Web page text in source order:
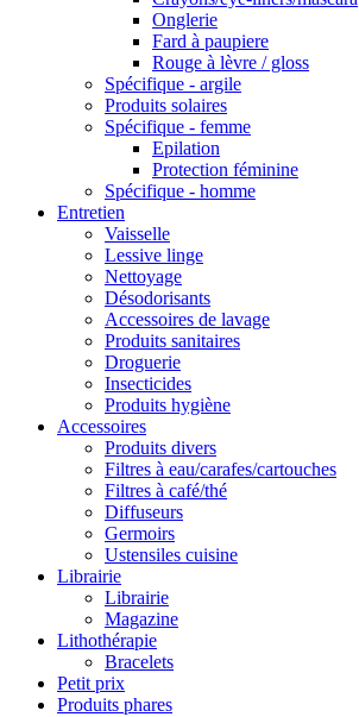
Onglerie
Fard à paupiere
Rouge à lèvre / gloss
Spécifique - argile
Produits solaires
Spécifique - femme
Epilation
Protection féminine
Spécifique - homme
Entretien
Vaisselle
Lessive linge
Nettoyage
Désodorisants
Accessoires de lavage
Produits sanitaires
Droguerie
Insecticides
Produits hygiène
Accessoires
Produits divers
Filtres à eau/carafes/cartouches
Filtres à café/thé
Diffuseurs
Germoirs
Ustensiles cuisine
Librairie
Librairie
Magazine
Lithothérapie
Bracelets
Petit prix
Produits phares